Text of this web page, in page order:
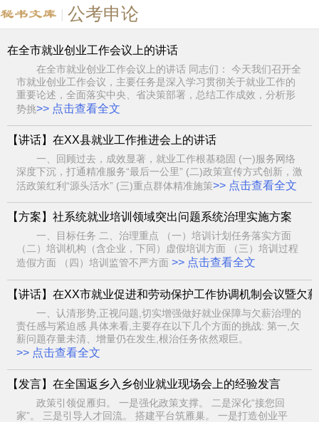
公考申论
在全市就业创业工作会议上的讲话
在全市就业创业工作会议上的讲话 同志们： 今天我们召开全
市就业创业工作会议，主要任务是深入学习贯彻关于就业工作的
重要论述，全面落实中央、省决策部署，总结工作成效，分析形
势挑>> 点击查看全文
【讲话】在XX县就业工作推进会上的讲话
一、回顾过去，成效显著，就业工作根基稳固 (一)服务网络
深度下沉，打通精准服务“最后一公里” (二)政策宣传方式创新，激
活政策红利“源头活水” (三)重点群体精准施策>> 点击查看全文
【方案】社系统就业培训领域突出问题系统治理实施方案
一、目标任务 二、治理重点 （一）培训计划任务落实方面
（二）培训机构（含企业，下同）虚假培训方面 （三）培训过程
造假方面 （四）培训监管不严方面 >> 点击查看全文
【讲话】在XX市就业促进和劳动保护工作协调机制会议暨欠
一、认清形势,正视问题,切实增强做好就业保障与欠薪治理的
责任感与紧迫感 具体来看,主要存在以下几个方面的挑战: 第一,欠
薪问题存量未清、增量仍在发生,根治任务依然艰巨。
>> 点击查看全文
【发言】在全国返乡入乡创业就业现场会上的经验发言
政策引领促雁归。 一是强化政策支撑。 二是深化“接您回
家”。 三是引导人才回流。 搭建平台筑雁巢。 一是打造创业平